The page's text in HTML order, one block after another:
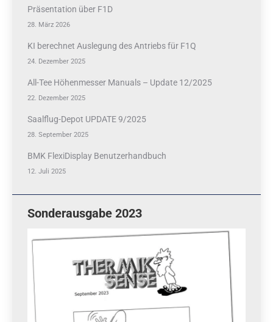
Präsentation über F1D
28. März 2026
KI berechnet Auslegung des Antriebs für F1Q
24. Dezember 2025
All-Tee Höhenmesser Manuals – Update 12/2025
22. Dezember 2025
Saalflug-Depot UPDATE 9/2025
28. September 2025
BMK FlexiDisplay Benutzerhandbuch
12. Juli 2025
Sonderausgabe 2023